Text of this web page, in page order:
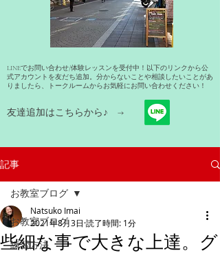
LINEでお問い合わせ/体験レッスンを受付中！以下のリンクから公
式アカウントを友だち追加。分からないことや相談したいことがあ
りましたら、トークルームからお気軽にお問い合わせください！
友達追加はこちらから​♪ →
記事
お教室ブログ
練習方法
お教室ブログ
些細な事で大きな上達。グ
Natsuko Imai
2021年8月3日 読了時間: 1分